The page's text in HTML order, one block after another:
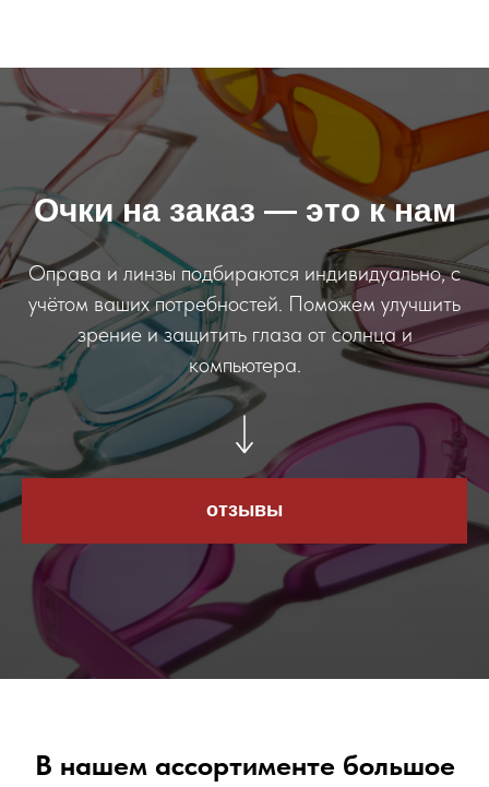
Очки на заказ — это к нам
Оправа и линзы подбираются индивидуально, с
учётом ваших потребностей. Поможем улучшить
зрение и защитить глаза от солнца и
компьютера.
отзывы
В нашем ассортименте большое